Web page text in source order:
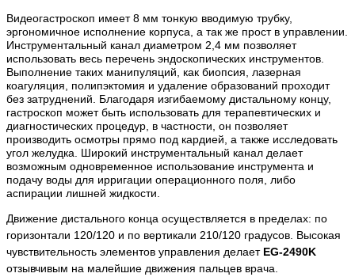
Видеогастроскоп имеет 8 мм тонкую вводимую трубку,
эргономичное исполнение корпуса, а так же прост в управлении.
Инструментальный канал диаметром 2,4 мм позволяет
использовать весь перечень эндоскопических инструментов.
Выполнение таких манипуляций, как биопсия, лазерная
коагуляция, полипэктомия и удаление образований проходит
без затруднений. Благодаря изгибаемому дистальному концу,
гастроскоп может быть использовать для терапевтических и
диагностических процедур, в частности, он позволяет
производить осмотры прямо под кардией, а также исследовать
угол желудка. Широкий инструментальный канал делает
возможным одновременное использование инструмента и
подачу воды для ирригации операционного поля, либо
аспирации лишней жидкости.
Движение дистального конца осуществляется в пределах: по
горизонтали 120/120 и по вертикали 210/120 градусов. Высокая
чувствительность элементов управления делает EG-2490K
отзывчивым на малейшие движения пальцев врача.